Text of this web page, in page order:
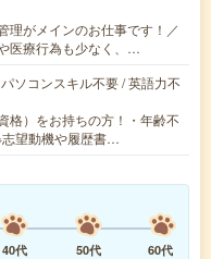
理がメインのお仕事です！／
医療行為も少なく、…
ソコンスキル不要 / 英語力不
格）をお持ちの方！・年齢不
望動機や履歴書…
40代 50代
60代